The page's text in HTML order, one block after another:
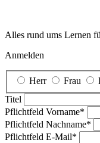
Alles rund ums Lernen
Anmelden
Herr Frau
Titel
Pflichtfeld Vorname*
Pflichtfeld Nachname*
Pflichtfeld E-Mail*